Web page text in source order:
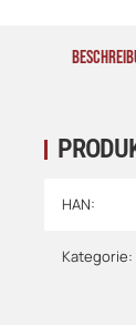
HAN:
Kategorie: